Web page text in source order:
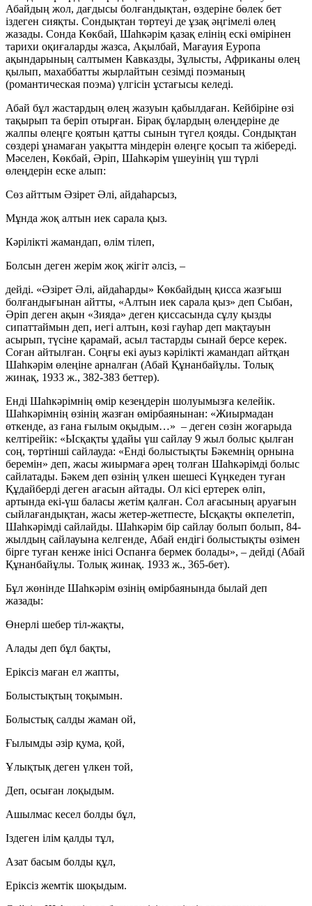
Абайдың жол, дағдысы болғандықтан, өздеріне бөлек бет
іздеген сияқты. Сондықтан төртеуі де ұзақ әңгімелі өлең
жазады. Сонда Көкбай, Шаһкәрім қазақ елінің ескі өмірінен
тарихи оқиғаларды жазса, Ақылбай, Мағауия Еуропа
ақындарының салтымен Кавказды, Зұлысты, Африканы өлең
қылып, махаббатты жырлайтын сезімді поэманың
(романтическая поэма) үлгісін ұстағысы келеді.
Абай бұл жастардың өлең жазуын қабылдаған. Кейбіріне өзі
тақырып та беріп отырған. Бірақ бұлардың өлеңдеріне де
жалпы өлеңге қоятын қатты сынын түгел қояды. Сондықтан
сөздері ұнамаған уақытта міндерін өлеңге қосып та жібереді.
Мәселен, Көкбай, Әріп, Шаһкәрім үшеуінің үш түрлі
өлеңдерін еске алып:
Сөз айттым Әзірет Әлі, айдаһарсыз,
Мұнда жоқ алтын иек сарала қыз.
Кәрілікті жамандап, өлім тілеп,
Болсын деген жерім жоқ жігіт әлсіз, –
дейді. «Әзірет Әлі, айдаһарды» Көкбайдың қисса жазғыш
болғандығынан айтты, «Алтын иек сарала қыз» деп Сыбан,
Әріп деген ақын «Зияда» деген қиссасында сұлу қызды
сипаттаймын деп, иегі алтын, көзі гауһар деп мақтауын
асырып, түсіне қарамай, асыл тастарды сынай берсе керек.
Соған айтылған. Соңғы екі ауыз кәрілікті жамандап айтқан
Шаһкәрім өлеңіне арналған (Абай Құнанбайұлы. Толық
жинақ, 1933 ж., 382-383 беттер).
Енді Шаһкәрімнің өмір кезеңдерін шолуымызға келейік.
Шаһкәрімнің өзінің жазған өмірбаянынан: «Жиырмадан
өткенде, аз ғана ғылым оқыдым…» – деген сөзін жоғарыда
келтірейік: «Ысқақты ұдайы үш сайлау 9 жыл болыс қылған
соң, төртінші сайлауда: «Енді болыстықты Бәкемнің орнына
беремін» деп, жасы жиырмаға әрең толған Шаһкәрімді болыс
сайлатады. Бәкем деп өзінің үлкен шешесі Күңкеден туған
Құдайберді деген ағасын айтады. Ол кісі ертерек өліп,
артында екі-үш баласы жетім қалған. Сол ағасының аруағын
сыйлағандықтан, жасы жетер-жетпесте, Ысқақты өкпелетіп,
Шаһкәрімді сайлайды. Шаһкәрім бір сайлау болып болып, 84-
жылдың сайлауына келгенде, Абай ендігі болыстықты өзімен
бірге туған кенже інісі Оспанға бермек болады», – дейді (Абай
Құнанбайұлы. Толық жинақ. 1933 ж., 365-бет).
Бұл жөнінде Шаһкәрім өзінің өмірбаянында былай деп
жазады:
Өнерлі шебер тіл-жақты,
Алады деп бұл бақты,
Еріксіз маған ел жапты,
Болыстықтың тоқымын.
Болыстық салды жаман ой,
Ғылымды әзір қума, қой,
Ұлықтық деген үлкен той,
Деп, осыған лоқыдым.
Ашылмас кесел болды бұл,
Іздеген ілім қалды тұл,
Азат басым болды құл,
Еріксіз жемтік шоқыдым.